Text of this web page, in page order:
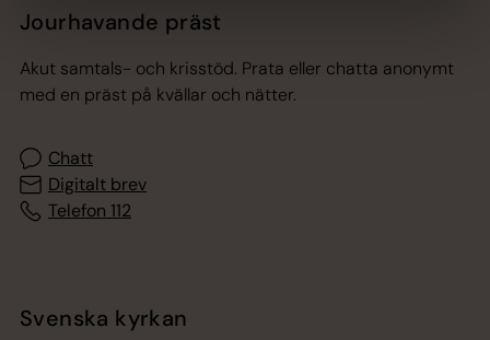
Jourhavande präst
Akut samtals- och krisstöd. Prata eller chatta anonymt
med en präst på kvällar och nätter.
Chatt
Digitalt brev
Telefon 112
Svenska kyrkan